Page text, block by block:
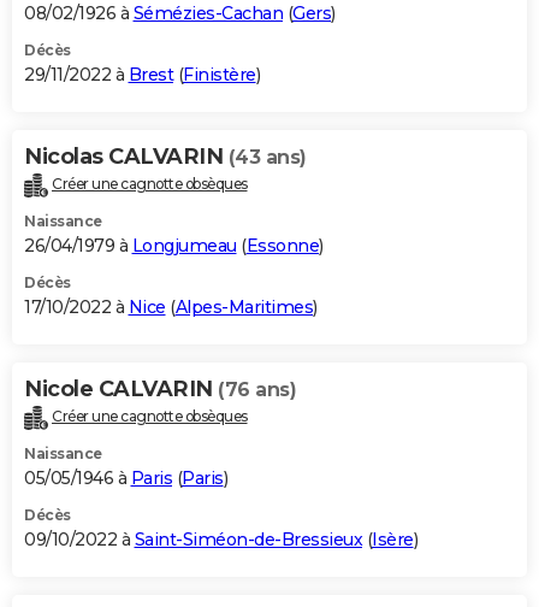
08/02/1926 à Sémézies-Cachan (Gers)
Décès
29/11/2022 à Brest(Finistère)
Nicolas CALVARIN (43 ans)
Créer une cagnotte obsèques
Naissance
26/04/1979 à Longjumeau (Essonne)
Décès
17/10/2022 à Nice (Alpes-Maritimes)
Nicole CALVARIN (76 ans)
Créer une cagnotte obsèques
Naissance
05/05/1946 à Paris (Paris)
Décès
09/10/2022 à Saint-Siméon-de-Bressieux(Isère)